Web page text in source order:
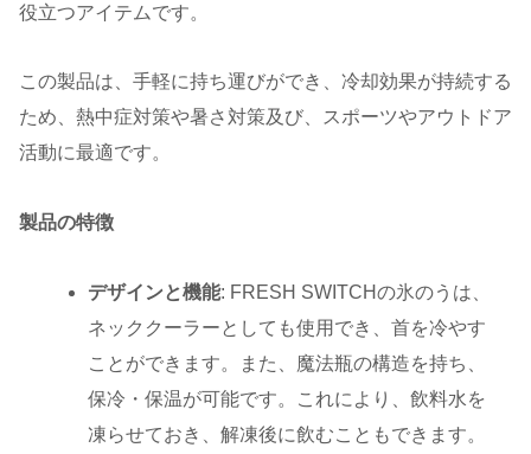
役立つアイテムです。
この製品は、手軽に持ち運びができ、冷却効果が持続する
ため、熱中症対策や暑さ対策及び、スポーツやアウトドア
活動に最適です。
製品の特徴
デザインと機能: FRESH SWITCHの氷のうは、
ネッククーラーとしても使用でき、首を冷やす
ことができます。また、魔法瓶の構造を持ち、
保冷・保温が可能です。これにより、飲料水を
凍らせておき、解凍後に飲むこともできます。